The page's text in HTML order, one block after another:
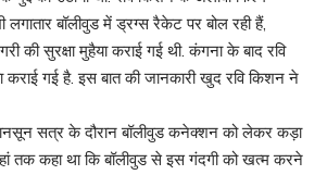
लगातार बॉलीवुड में ड्रग्स रैकेट पर बोल रही हैं,
की सुरक्षा मुहैया कराई गई थी. कंगना के बाद रवि
कराई गई है. इस बात की जानकारी खुद रवि किशन ने
सत्र के दौरान बॉलीवुड कनेक्शन को लेकर कड़ा
तक कहा था कि बॉलीवुड से इस गंदगी को खत्म करने